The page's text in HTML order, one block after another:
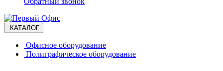
КАТАЛОГ
Офисное оборудование
Полиграфическое оборудование